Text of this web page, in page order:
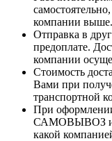
компании выше.
Отправка в
предоплате.
компании
Стоимость
Вами при
транспортной
При
САМОВЫВОЗ и в
какой